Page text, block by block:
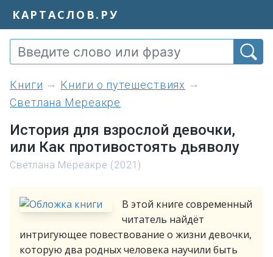
КАРТАСЛОВ.РУ
книги
Книги о путешествиях
Светлана Мереакре
История для взрослой девочки,
или Как противостоять дьяволу
Светлана Мереакре (2021)
В этой книге современный
читатель найдёт
интригующее повествование о жизни девочки,
которую два родных человека научили быть